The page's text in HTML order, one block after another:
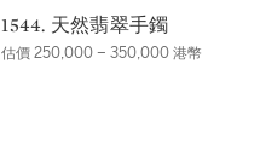
1544. 天然翡翠手鐲
估價 250,000 – 350,000 港幣